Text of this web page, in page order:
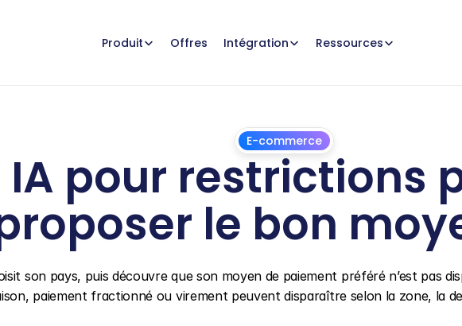
Produit Offres Intégration Ressources
E-commerce
pour restrictions
le bon
son pays, puis découvre que son moyen de paiement préféré n’est pas
paiement fractionné ou virement peuvent disparaître selon la zone, la